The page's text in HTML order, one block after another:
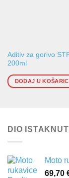
Aditiv za gorivo
200ml
DODAJ U
DIO
Moto
69,70